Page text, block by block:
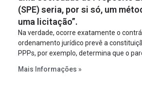
(SPE) seria, por si só, um
uma licitação”.
Na verdade, ocorre exatamente o
ordenamento jurídico prevê a
PPPs, por exemplo, determina que o
empreendimento. Ou seja, a suposta
Mais Informações »